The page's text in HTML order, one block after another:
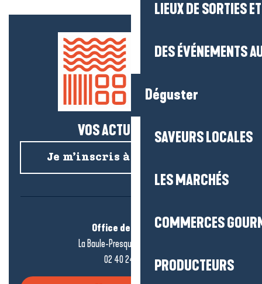
LIEUX DE SORTIES
DES ÉVÉNEMENTS
Déguster
SAVEURS LOCALES
LES MARCHÉS
COMMERCES
PRODUCTEURS
VOS ACTUS SALÉES !
Je m’inscris à la newsletter
Office de tourisme
La Baule-Presqu’île de Guérande
02 40 24 34 44